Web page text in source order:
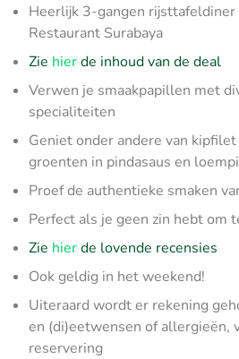
Heerlijk 3-gangen rijsttafeldiner
Restaurant Surabaya
Zie hierde inhoud van de deal
Verwen je smaakpapillen met
specialiteiten
Geniet onder andere van
groenten in pindasaus en
Proef de authentieke smaken
Perfect als je geen zin hebt om
Zie hierde lovende recensies
Ook geldig in het weekend!
Uiteraard wordt er rekening
en (di)eetwensen of allergieën,
reservering